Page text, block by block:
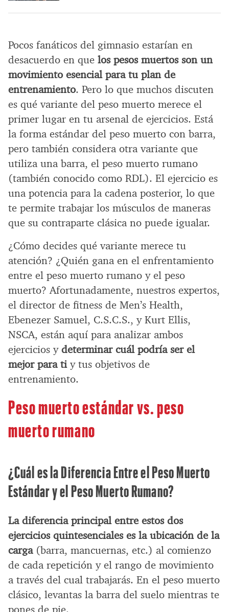
Pocos fanáticos del gimnasio estarían en
desacuerdo en que los pesos muertos son un
movimiento esencial para tu plan de
entrenamiento. Pero lo que muchos discuten
es qué variante del peso muerto merece el
primer lugar en tu arsenal de ejercicios. Está
la forma estándar del peso muerto con barra,
pero también considera otra variante que
utiliza una barra, el peso muerto rumano
(también conocido como RDL). El ejercicio es
una potencia para la cadena posterior, lo que
te permite trabajar los músculos de maneras
que su contraparte clásica no puede igualar.
¿Cómo decides qué variante merece tu
atención? ¿Quién gana en el enfrentamiento
entre el peso muerto rumano y el peso
muerto? Afortunadamente, nuestros expertos,
el director de fitness de Men’s Health,
Ebenezer Samuel, C.S.C.S., y Kurt Ellis,
NSCA, están aquí para analizar ambos
ejercicios ydeterminar cuál podría ser el
mejor para tiy tus objetivos de
entrenamiento.
Peso muerto estándar vs. peso
muerto rumano
¿Cuál es la Diferencia Entre el Peso Muerto
Estándar y el Peso Muerto Rumano?
La diferencia principal entre estos dos
ejercicios quintesenciales es la ubicación de la
carga(barra, mancuernas, etc.) al comienzo
de cada repetición y el rango de movimiento
a través del cual trabajarás. En el peso muerto
clásico, levantas la barra del suelo mientras te
pones de pie.